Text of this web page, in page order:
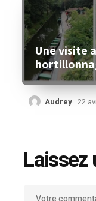
Une visite
Audrey 22